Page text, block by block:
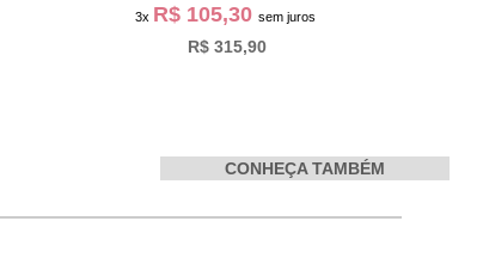
3x R$ 126,63 sem juros
R$ 479,90
R$ 379,90
CONHEÇA TAMBÉM